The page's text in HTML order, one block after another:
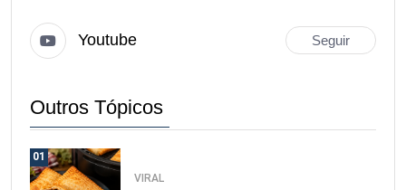
Youtube Seguir
Outros Tópicos
01
VIRAL